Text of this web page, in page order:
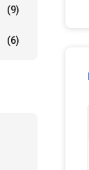
(9)
(6)